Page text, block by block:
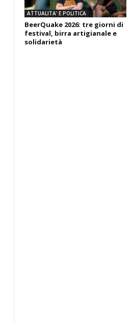
ATTUALITA' E POLITICA
BeerQuake 2026: tre giorni di
festival, birra artigianale e
solidarietà